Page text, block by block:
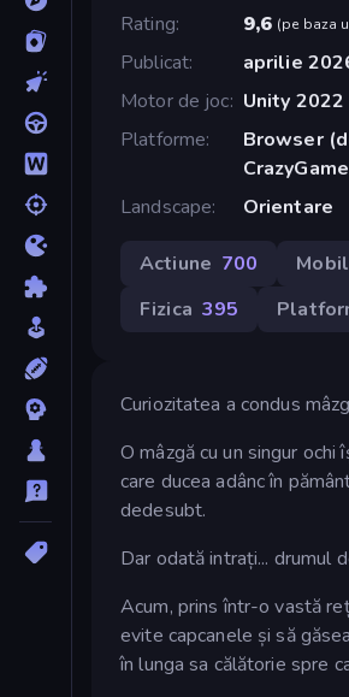
Rating
9,6 (pe baza
Publicat
aprilie
Motor de joc Unity 2022
Platforme
Browser
Landscape
Orientare
Actiune 700
Fizica 395
Curiozitatea a condus
O mâzgă cu un singur
care ducea adânc în
dedesubt.
Dar odată intrați... drumul
Acum, prins într-o vastă
evite capcanele și să
în lunga sa călătorie spre